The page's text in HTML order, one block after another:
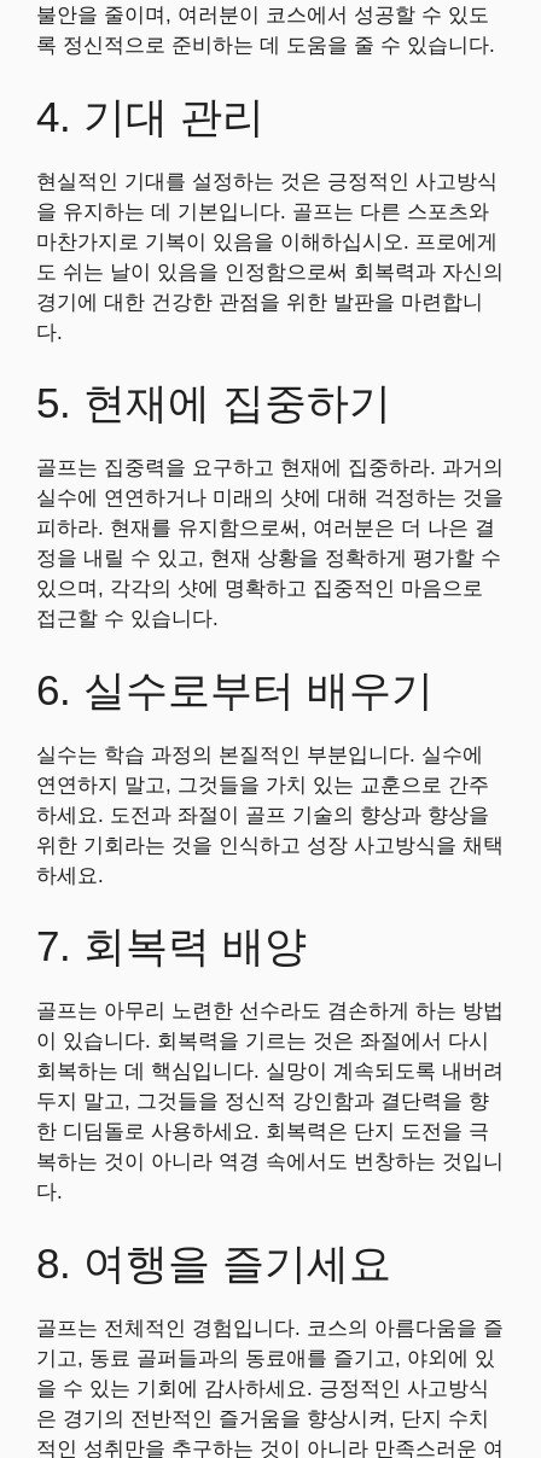
불안을 줄이며, 여러분이 코스에서 성공할 수 있도
록 정신적으로 준비하는 데 도움을 줄 수 있습니다.
4. 기대 관리
현실적인 기대를 설정하는 것은 긍정적인 사고방식
을 유지하는 데 기본입니다. 골프는 다른 스포츠와
마찬가지로 기복이 있음을 이해하십시오. 프로에게
도 쉬는 날이 있음을 인정함으로써 회복력과 자신의
경기에 대한 건강한 관점을 위한 발판을 마련합니
다.
5. 현재에 집중하기
골프는 집중력을 요구하고 현재에 집중하라. 과거의
실수에 연연하거나 미래의 샷에 대해 걱정하는 것을
피하라. 현재를 유지함으로써, 여러분은 더 나은 결
정을 내릴 수 있고, 현재 상황을 정확하게 평가할 수
있으며, 각각의 샷에 명확하고 집중적인 마음으로
접근할 수 있습니다.
6. 실수로부터 배우기
실수는 학습 과정의 본질적인 부분입니다. 실수에
연연하지 말고, 그것들을 가치 있는 교훈으로 간주
하세요. 도전과 좌절이 골프 기술의 향상과 향상을
위한 기회라는 것을 인식하고 성장 사고방식을 채택
하세요.
7. 회복력 배양
골프는 아무리 노련한 선수라도 겸손하게 하는 방법
이 있습니다. 회복력을 기르는 것은 좌절에서 다시
회복하는 데 핵심입니다. 실망이 계속되도록 내버려
두지 말고, 그것들을 정신적 강인함과 결단력을 향
한 디딤돌로 사용하세요. 회복력은 단지 도전을 극
복하는 것이 아니라 역경 속에서도 번창하는 것입니
다.
8. 여행을 즐기세요
골프는 전체적인 경험입니다. 코스의 아름다움을 즐
기고, 동료 골퍼들과의 동료애를 즐기고, 야외에 있
을 수 있는 기회에 감사하세요. 긍정적인 사고방식
은 경기의 전반적인 즐거움을 향상시켜, 단지 수치
적인 성취만을 추구하는 것이 아니라 만족스러운 여